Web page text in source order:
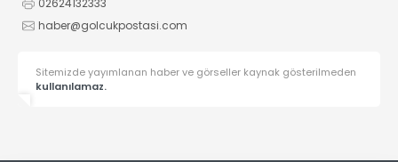
02624132333
haber@golcukpostasi.com
Sitemizde yayımlanan haber ve görseller kaynak gösterilmeden
kullanılamaz.